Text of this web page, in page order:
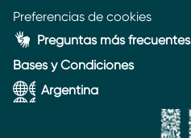
Preferencias de cookies
Preguntas más frecuentes
Bases y Condiciones
Argentina